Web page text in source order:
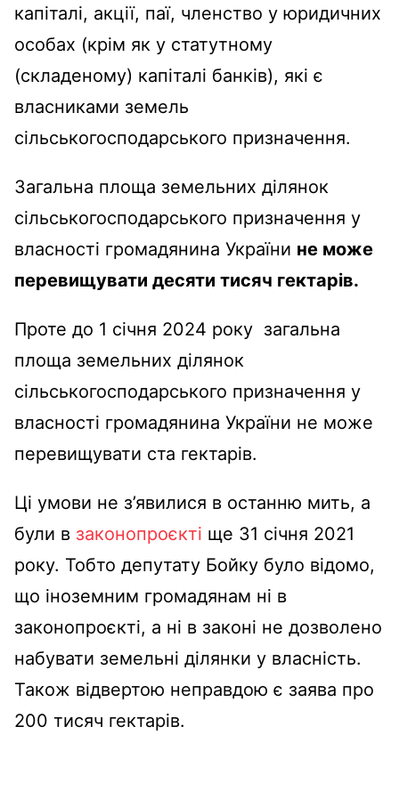
капіталі, акції, паї, членство у юридичних
особах (крім як у статутному
(складеному) капіталі банків), які є
власниками земель
сільськогосподарського призначення.
Загальна площа земельних ділянок
сільськогосподарського призначення у
власності громадянина України не може
перевищувати десяти тисяч гектарів.
Проте до 1 січня 2024 року загальна
площа земельних ділянок
сільськогосподарського призначення у
власності громадянина України не може
перевищувати ста гектарів.
Ці умови не з’явилися в останню мить, а
були в законопроєкті ще 31 січня 2021
року. Тобто депутату Бойку було відомо,
що іноземним громадянам ні в
законопроєкті, а ні в законі не дозволено
набувати земельні ділянки у власність.
Також відвертою неправдою є заява про
200 тисяч гектарів.